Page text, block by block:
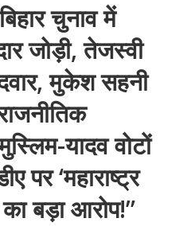
चुनाव में
जोड़ी, तेजस्वी
मुकेश सहनी
यादव वोटों
पर ‘महाराष्ट्र
बड़ा आरोप!”